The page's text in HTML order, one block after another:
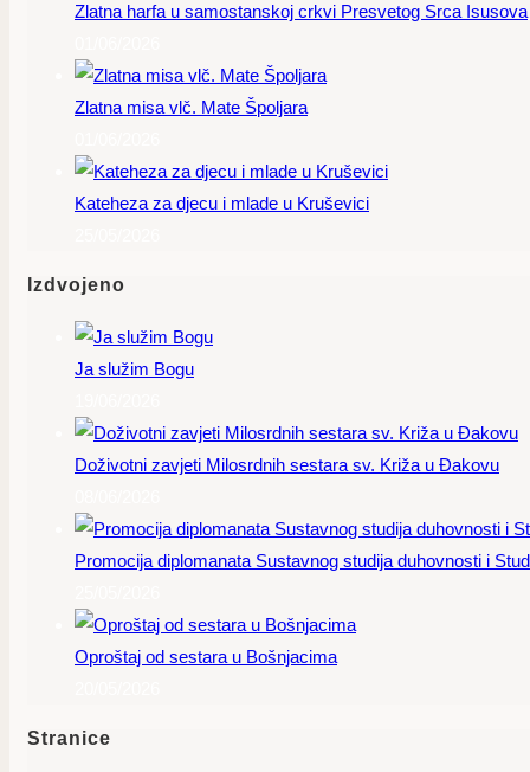
Zlatna harfa u samostanskoj crkvi Presvetog Srca Isusova
Zlatna misa vlč. Mate Špoljara
Kateheza za djecu i mlade u Kruševici
Izdvojeno
Ja služim Bogu
Doživotni zavjeti Milosrdnih sestara sv. Križa u Đakovu
Promocija diplomanata Sustavnog studija duhovnosti i
Oproštaj od sestara u Bošnjacima
Stranice